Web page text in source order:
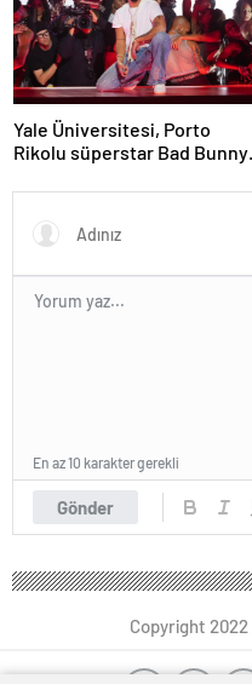
Yale Üniversitesi, Porto
Rikolu süperstar Bad Bunny
Gönder
En az 10 karakter gerekli
Copyright 2022